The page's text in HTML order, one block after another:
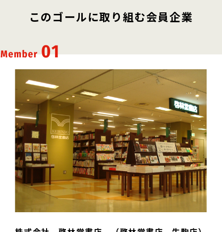
このゴールに取り組む会員企業